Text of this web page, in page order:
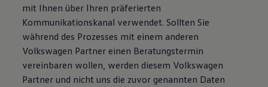
mit Ihnen über Ihren präferierten
Kommunikationskanal verwendet. Sollten Sie
während des Prozesses mit einem anderen
Volkswagen Partner einen Beratungstermin
vereinbaren wollen, werden diesem Volkswagen
Partner und nicht uns die zuvor genannten Daten